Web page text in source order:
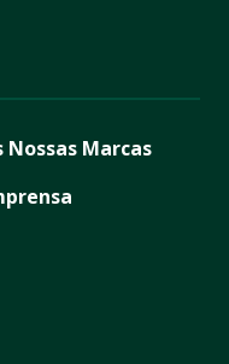
Nossas Marcas